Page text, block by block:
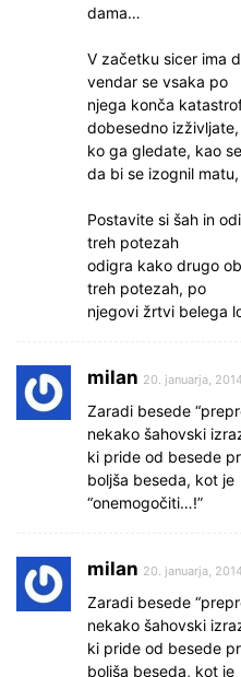
dama…
V začetku sicer ima
vendar se vsaka po
njega konča
dobesedno izživljate,
ko ga gledate, kao
da bi se izognil
Postavite si šah in
treh potezah
odigra kako drugo
treh potezah, po
njegovi žrtvi belega
milan 20. januarja,
Zaradi besede
nekako šahovski
ki pride od besede
boljša beseda, kot je
“onemogočiti…!”
milan 20. januarja,
Zaradi besede
nekako šahovski
ki pride od besede
boljša beseda, kot je